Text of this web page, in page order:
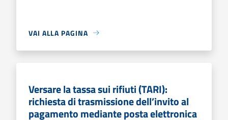
VAI ALLA PAGINA
Versare la tassa sui rifiuti (TARI):
richiesta di trasmissione dell’invito al
pagamento mediante posta elettronica